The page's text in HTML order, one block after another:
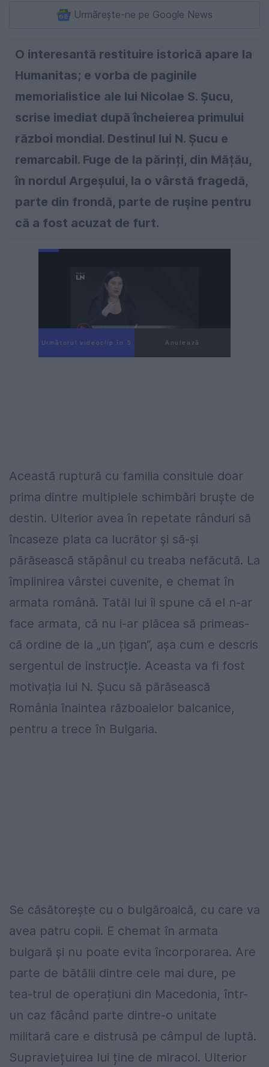
Urmărește-ne pe Google News
O interesantă restituire istorică apare la
Humanitas; e vorba de paginile
memorialistice ale lui Nicolae S. Șucu,
scrise imediat după încheierea primului
război mondial. Destinul lui N. Șucu e
remarcabil. Fuge de la părinți, din Mățău,
în nordul Argeșului, la o vârstă fragedă,
parte din frondă, parte de rușine pentru
că a fost acuzat de furt.
Următorul videoclip în 4 Anulează
Această ruptură cu familia consituie doar
prima dintre multiplele schimbări bruște de
destin. Ulterior avea în repetate rânduri să
încaseze plata ca lucrător și să-și
părăsească stăpânul cu treaba nefăcută. La
împlinirea vârstei cuvenite, e chemat în
armata română. Tatăl lui îi spune că el n-ar
face armata, că nu i-ar plăcea să primeas-
că ordine de la „un țigan“, așa cum e descris
sergentul de instrucție. Aceasta va fi fost
motivația lui N. Șucu să părăsească
România înaintea războaielor balcanice,
pentru a trece în Bulgaria.
Se căsătorește cu o bulgăroaică, cu care va
avea patru copii. E chemat în armata
bulgară și nu poate evita încorporarea. Are
parte de bătălii dintre cele mai dure, pe
tea-trul de operațiuni din Macedonia, într-
un caz făcând parte dintre-o unitate
militară care e distrusă pe câmpul de luptă.
Supraviețuirea lui ține de miracol. Ulterior